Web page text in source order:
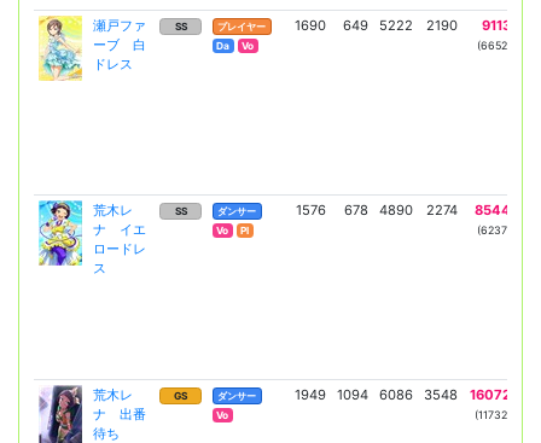
瀬戸ファ
ーブ 白
ドレス
SS
プレイヤー
Da
Vo
1690 649 5222 2190 9113
(6652)
荒木レ
ナ イエ
ロードレ
ス
SS
ダンサー
Vo
Pl
1576 678 4890 2274 8544
(6237)
荒木レ
ナ 出番
待ち
GS
ダンサー
Vo
1949 1094 6086 3548 16072
(11732)